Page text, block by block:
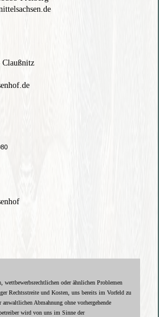
Claußnitz
oder ähnlichen Problemen
Rechtsstreite und Kosten, uns bereits im Vorfeld zu
Abmahnung ohne vorhergehende
wird von uns im Sinne der